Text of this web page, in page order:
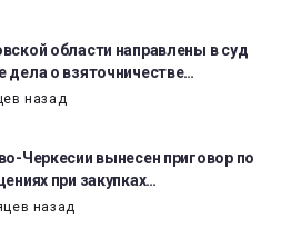
области направлены в суд
дела о взяточничестве…
назад
Черкесии вынесен приговор по
при закупках…
назад